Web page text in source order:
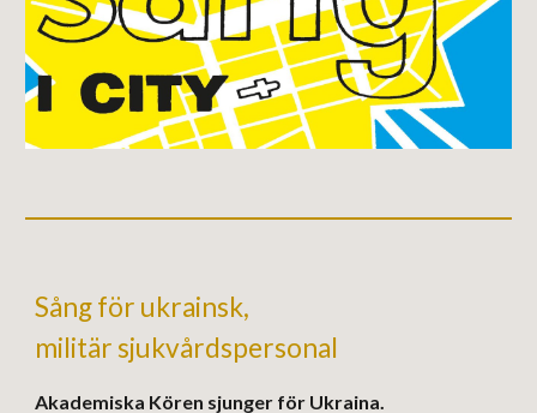
Sång för ukrainsk,
militär sjukvårdspersonal
Akademiska Kören sjunger för Ukraina.